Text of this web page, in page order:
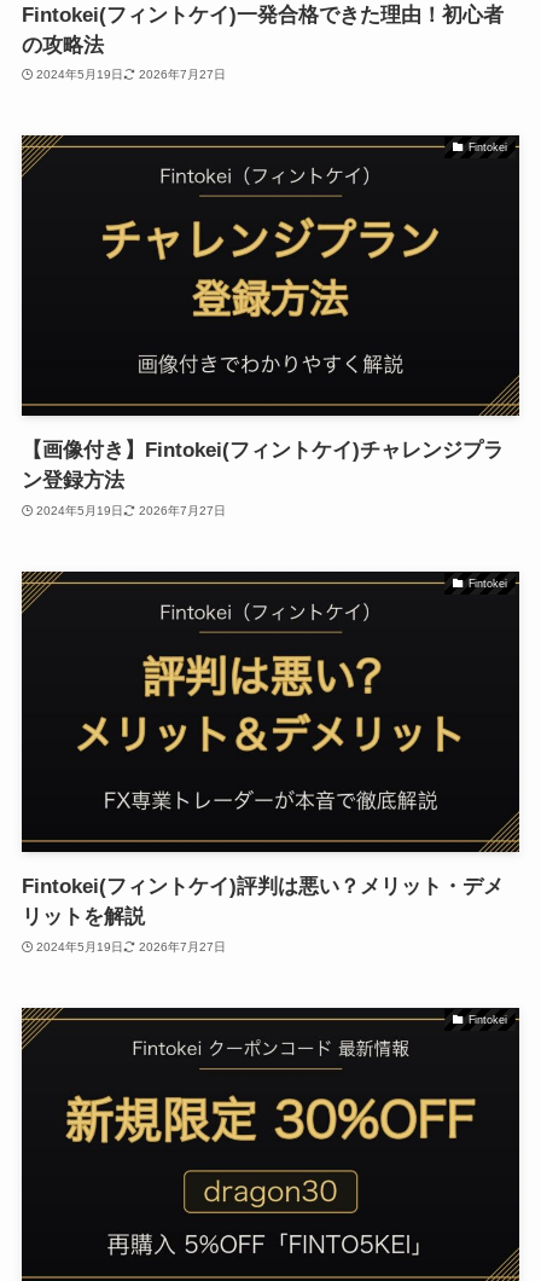
Fintokei(フィントケイ)一発合格できた理由！初心者
の攻略法
2024年5月19日 2026年7月27日
Fintokei
【画像付き】Fintokei(フィントケイ)チャレンジプラ
ン登録方法
2024年5月19日 2026年7月27日
Fintokei
Fintokei(フィントケイ)評判は悪い？メリット・デメ
リットを解説
2024年5月19日 2026年7月27日
Fintokei